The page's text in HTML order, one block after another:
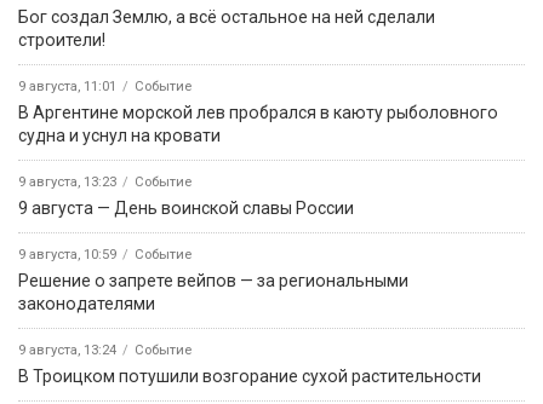
Бог создал Землю, а всё остальное на ней сделали
строители!
9 августа, 11:01 Событие
В Аргентине морской лев пробрался в каюту рыболовного
судна и уснул на кровати
9 августа, 13:23 Событие
9 августа — День воинской славы России
9 августа, 10:59 Событие
Решение о запрете вейпов — за региональными
законодателями
9 августа, 13:24 Событие
В Троицком потушили возгорание сухой растительности